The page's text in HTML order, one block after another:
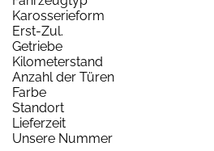
Karosserieform
Erst-Zul.
Getriebe
Kilometerstand
Anzahl der Türen
Farbe
Standort
Lieferzeit
Unsere Nummer